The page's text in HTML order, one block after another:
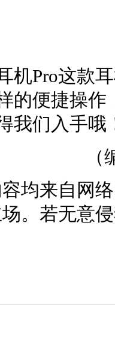
机Pro这款
的便捷操
我们入手哦
容均来自网
。若无意